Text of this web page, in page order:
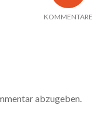
KOMMENTARE
abzugeben.